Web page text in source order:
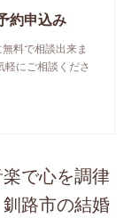
約申込み
料で相談出来ま
にご相談くださ
で心を調律
路市の結婚